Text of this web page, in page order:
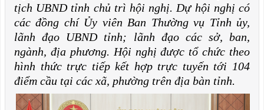
tịch UBND tỉnh chủ trì hội nghị. Dự hội nghị có
các đồng chí Ủy viên Ban Thường vụ Tỉnh ủy,
lãnh đạo UBND tỉnh; lãnh đạo các sở, ban,
ngành, địa phương. Hội nghị được tổ chức theo
hình thức trực tiếp kết hợp trực tuyến tới 104
điểm cầu tại các xã, phường trên địa bàn tỉnh.